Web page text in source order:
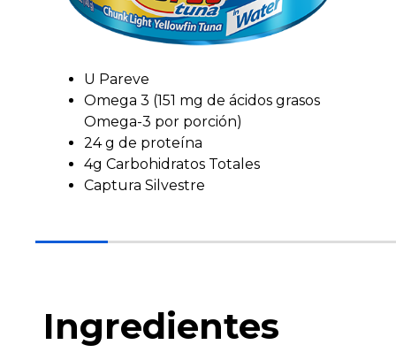
U Pareve
Omega 3 (151 mg de ácidos grasos
Omega-3 por porción)
24 g de proteína
4g Carbohidratos Totales
Captura Silvestre
Ingredientes